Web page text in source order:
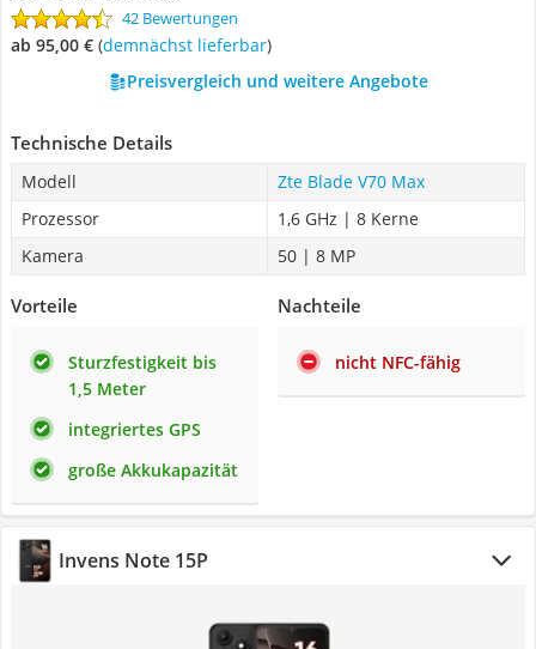
42 Bewertungen
ab 95,00 € ( Demnächst lieferbar)
Preisvergleich und weitere Angebote
Technische Details
Modell
Zte Blade V70 Max
Prozessor
1,6 GHz | 8 Kerne
Kamera
50 | 8 MP
Vorteile
Sturzfestigkeit bis
1,5 Meter
integriertes GPS
große Akkukapazität
Nachteile
nicht NFC-fähig
Invens Note 15P